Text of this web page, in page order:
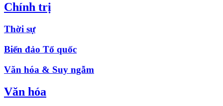
Chính trị
Thời sự
Biển đảo Tổ quốc
Văn hóa & Suy ngẫm
Văn hóa